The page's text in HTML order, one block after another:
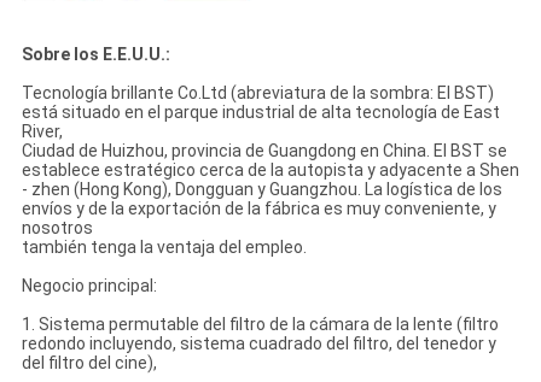
Sobre los E.E.U.U.:
Tecnología brillante Co.Ltd (abreviatura de la sombra: El BST)
está situado en el parque industrial de alta tecnología de East
River,
Ciudad de Huizhou, provincia de Guangdong en China. El BST se
establece estratégico cerca de la autopista y adyacente a Shen
- zhen (Hong Kong), Dongguan y Guangzhou. La logística de los
envíos y de la exportación de la fábrica es muy conveniente, y
nosotros
también tenga la ventaja del empleo.
Negocio principal:
1. Sistema permutable del filtro de la cámara de la lente (filtro
redondo incluyendo, sistema cuadrado del filtro, del tenedor y
del filtro del cine),